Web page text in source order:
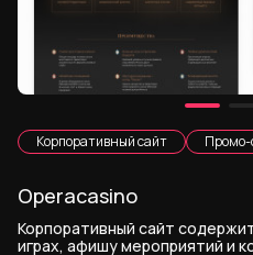
Корпоративный сайт Промо-
Operacasino
Корпоративный сайт
играх, афишу мероприятий и